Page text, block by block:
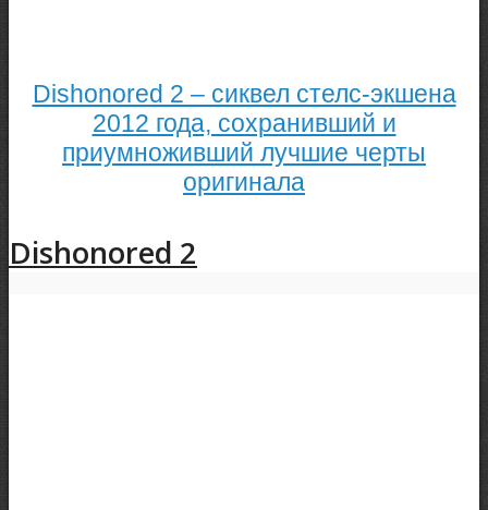
Dishonored 2 – сиквел стелс-экшена
2012 года, сохранивший и
приумноживший лучшие черты
оригинала
Dishonored 2